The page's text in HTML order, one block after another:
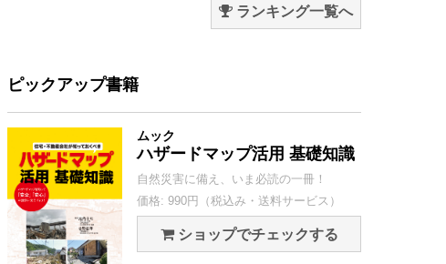
ランキング一覧へ
ピックアップ書籍
ムック
ハザードマップ活用 基礎知識
自然災害に備え、いま必読の一冊！
価格: 990円（税込み・送料サービス）
ショップでチェックする